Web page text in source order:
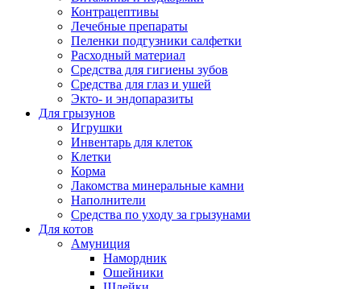
Контрацептивы
Лечебные препараты
Пеленки подгузники салфетки
Расходный материал
Средства для гигиены зубов
Средства для глаз и ушей
Экто- и эндопаразиты
Для грызунов
Игрушки
Инвентарь для клеток
Клетки
Корма
Лакомства минеральные камни
Наполнители
Средства по уходу за грызунами
Для котов
Амуниция
Намордник
Ошейники